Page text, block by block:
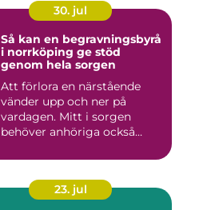
30. jul
Så kan en begravningsbyrå
i norrköping ge stöd
genom hela sorgen
Att förlora en närstående
vänder upp och ner på
vardagen. Mitt i sorgen
behöver anhöriga också
23. jul